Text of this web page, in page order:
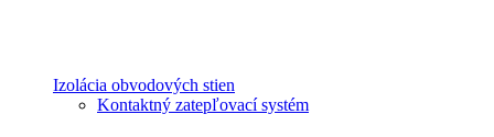
Izolácia obvodových stien
Kontaktný zatepľovací systém